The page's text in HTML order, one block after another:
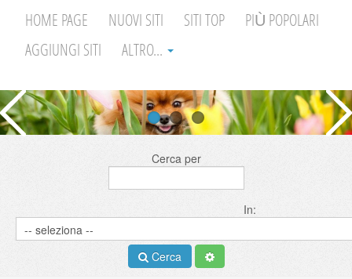
HOME PAGE NUOVI SITI SITI TOP
PIÙ POPOLARI
AGGIUNGI SITI
ALTRO...
Cerca per
In:
Cerca